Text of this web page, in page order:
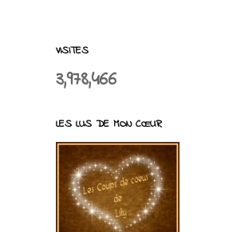
VISITES
3,978,466
LES LUS DE MON CŒUR